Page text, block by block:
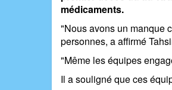
médicaments.
"Nous avons un manque
personnes, a affirmé
"Même les équipes
Il a souligné que ces